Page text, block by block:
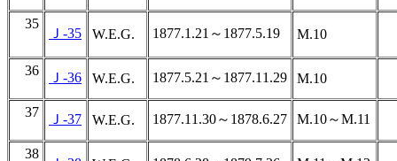
35
Ｊ-35 W.E.G. 1877.1.21～1877.5.19 M.10
36 Ｊ-36 W.E.G. 1877.5.21～1877.11.29 M.10
37 Ｊ-37 W.E.G. 1877.11.30～1878.6.27 M.10～M.11
38